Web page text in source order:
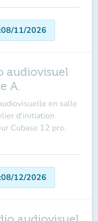
08/11/2026
audiovisuel
A.
en salle
d'initiation
Cubase 12 pro.
08/12/2026